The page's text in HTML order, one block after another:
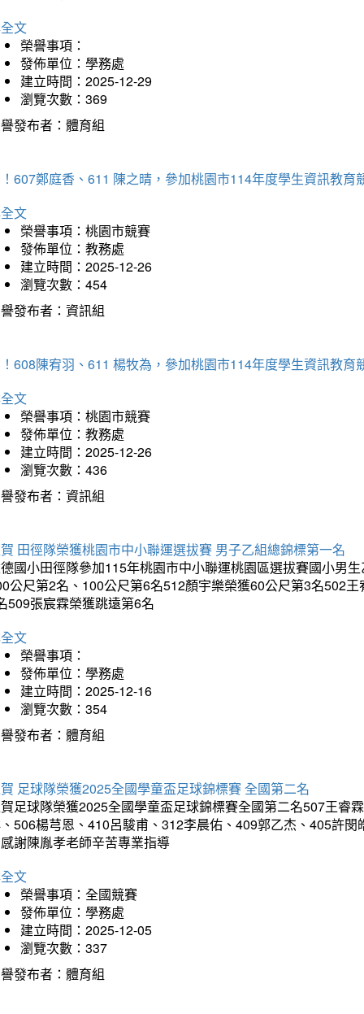
文
榮譽事項：
發佈單位：學務處
建立時間：2025-12-29
瀏覽次數：369
發布者：體育組
607鄭庭香、611 陳之晴，參加桃園市114年度學生資訊教育
文
榮譽事項：桃園市競賽
發佈單位：教務處
建立時間：2025-12-26
瀏覽次數：454
發布者：資訊組
608陳宥羽、611 楊牧為，參加桃園市114年度學生資訊教育
文
榮譽事項：桃園市競賽
發佈單位：教務處
建立時間：2025-12-26
瀏覽次數：436
發布者：資訊組
田徑隊榮獲桃園市中小聯運選拔賽 男子乙組總錦標第一名
國小田徑隊參加115年桃園市中小聯運桃園區選拔賽國小男
公尺第2名、100公尺第6名512顏宇樂榮獲60公尺第3名502
509張宸霖榮獲跳遠第6名
文
榮譽事項：
發佈單位：學務處
建立時間：2025-12-16
瀏覽次數：354
發布者：體育組
足球隊榮獲2025全國學童盃足球錦標賽 全國第二名
足球隊榮獲2025全國學童盃足球錦標賽全國第二名507王睿
506楊芎恩、410呂駿甫、312李晨佑、409郭乙杰、405許
謝陳胤孝老師辛苦專業指導
文
榮譽事項：全國競賽
發佈單位：學務處
建立時間：2025-12-05
瀏覽次數：337
發布者：體育組